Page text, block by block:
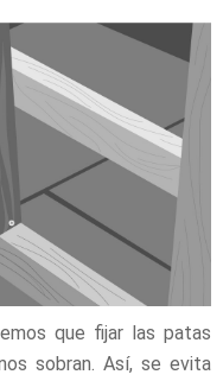
que fijar las patas
sobran. Así, se evita